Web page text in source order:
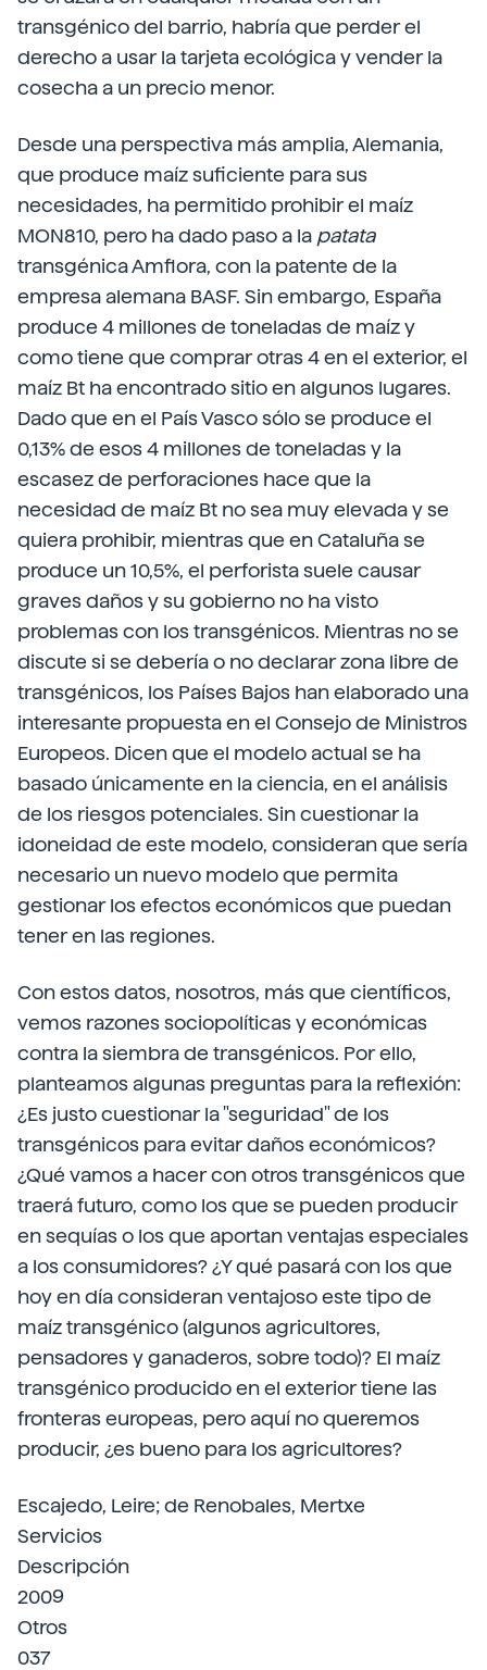
transgénico del barrio, habría que perder el
derecho a usar la tarjeta ecológica y vender la
cosecha a un precio menor.
Desde una perspectiva más amplia, Alemania,
que produce maíz suficiente para sus
necesidades, ha permitido prohibir el maíz
MON810, pero ha dado paso a la patata
transgénica Amflora, con la patente de la
empresa alemana BASF. Sin embargo, España
produce 4 millones de toneladas de maíz y
como tiene que comprar otras 4 en el exterior, el
maíz Bt ha encontrado sitio en algunos lugares.
Dado que en el País Vasco sólo se produce el
0,13% de esos 4 millones de toneladas y la
escasez de perforaciones hace que la
necesidad de maíz Bt no sea muy elevada y se
quiera prohibir, mientras que en Cataluña se
produce un 10,5%, el perforista suele causar
graves daños y su gobierno no ha visto
problemas con los transgénicos. Mientras no se
discute si se debería o no declarar zona libre de
transgénicos, los Países Bajos han elaborado una
interesante propuesta en el Consejo de Ministros
Europeos. Dicen que el modelo actual se ha
basado únicamente en la ciencia, en el análisis
de los riesgos potenciales. Sin cuestionar la
idoneidad de este modelo, consideran que sería
necesario un nuevo modelo que permita
gestionar los efectos económicos que puedan
tener en las regiones.
Con estos datos, nosotros, más que científicos,
vemos razones sociopolíticas y económicas
contra la siembra de transgénicos. Por ello,
planteamos algunas preguntas para la reflexión:
¿Es justo cuestionar la "seguridad" de los
transgénicos para evitar daños económicos?
¿Qué vamos a hacer con otros transgénicos que
traerá futuro, como los que se pueden producir
en sequías o los que aportan ventajas especiales
a los consumidores? ¿Y qué pasará con los que
hoy en día consideran ventajoso este tipo de
maíz transgénico (algunos agricultores,
pensadores y ganaderos, sobre todo)? El maíz
transgénico producido en el exterior tiene las
fronteras europeas, pero aquí no queremos
producir, ¿es bueno para los agricultores?
Escajedo, Leire; de Renobales, Mertxe
Servicios
Descripción
2009
Otros
037